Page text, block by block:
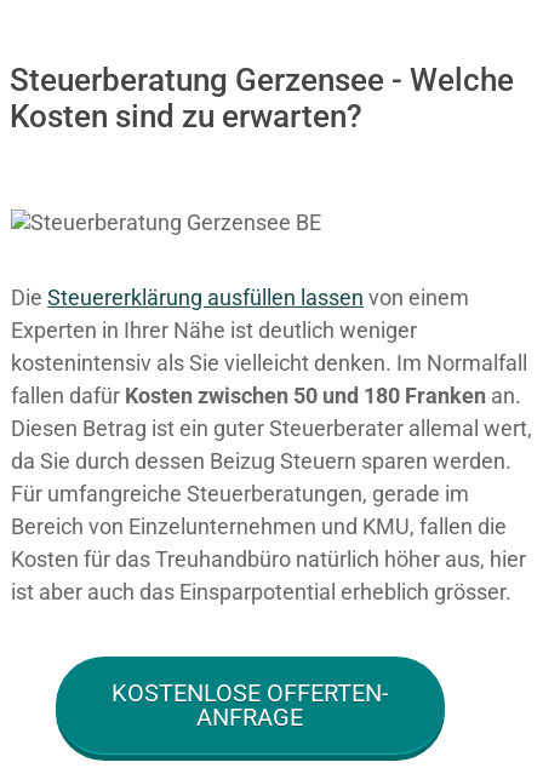
Steuerberatung Gerzensee - Welche
Kosten sind zu erwarten?
Die Steuererklärung ausfüllen lassen von einem
Experten in Ihrer Nähe ist deutlich weniger
kostenintensiv als Sie vielleicht denken. Im Normalfall
fallen dafür Kosten zwischen 50 und 180 Franken an.
Diesen Betrag ist ein guter Steuerberater allemal wert,
da Sie durch dessen Beizug Steuern sparen werden.
Für umfangreiche Steuerberatungen, gerade im
Bereich von Einzelunternehmen und KMU, fallen die
Kosten für das Treuhandbüro natürlich höher aus, hier
ist aber auch das Einsparpotential erheblich grösser.
KOSTENLOSE OFFERTEN-
ANFRAGE